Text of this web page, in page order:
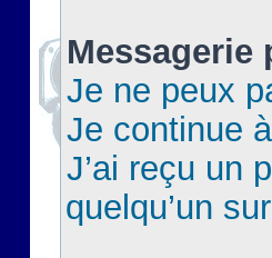
Messagerie
Je ne peux
Je continue
J’ai reçu un
quelqu’un